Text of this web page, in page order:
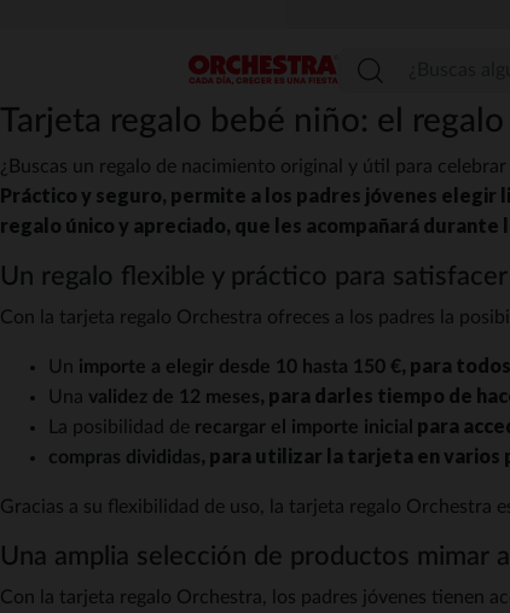
Menú
Tarjeta regalo bebé niño: el
¿Buscas un regalo de nacimiento original y útil para
Práctico y seguro, permite a los padres jóvenes elegir
regalo único y apreciado, que les acompañará durante
Un regalo flexible y práctico para
Con la tarjeta regalo Orchestra ofreces a los padres la
Un importe a elegir desde 10 hasta 150 €, para
Una validez de 12 meses, para darles tiempo de
La posibilidad de recargar el importe inicial para
compras divididas, para utilizar la tarjeta en varios
Gracias a su flexibilidad de uso, la tarjeta regalo Orchestra
Una amplia selección de productos mimar
Con la tarjeta regalo Orchestra, los padres jóvenes tienen